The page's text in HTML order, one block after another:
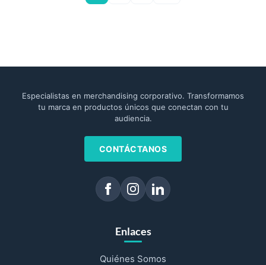
Especialistas en merchandising corporativo. Transformamos
tu marca en productos únicos que conectan con tu
audiencia.
CONTÁCTANOS
Enlaces
Quiénes Somos